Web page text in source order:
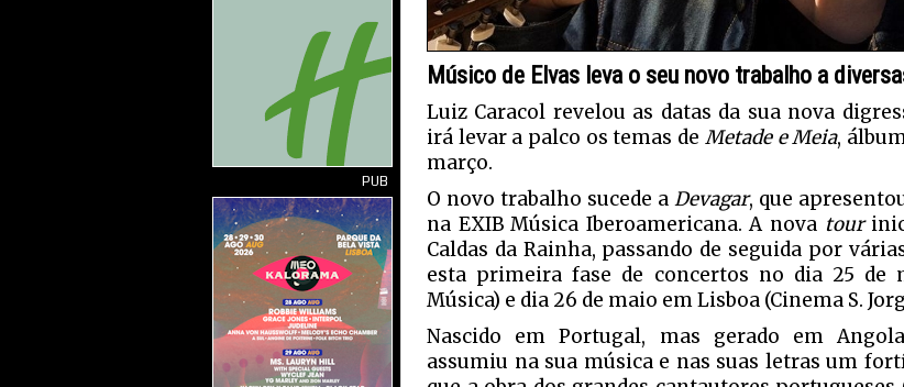
PUB
Músico de Elvas leva o seu novo trabalho a
Luiz Caracol revelou as datas da sua nova
irá levar a palco os temas de Metade e Meia,
março.
O novo trabalho sucede a Devagar, que
na EXIB Música Iberoamericana. A nova tour
Caldas da Rainha, passando de seguida por
esta primeira fase de concertos no dia 25 de
Música) e dia 26 de maio em Lisboa (Cinema S.
Nascido em Portugal, mas gerado em
assumiu na sua música e nas suas letras um